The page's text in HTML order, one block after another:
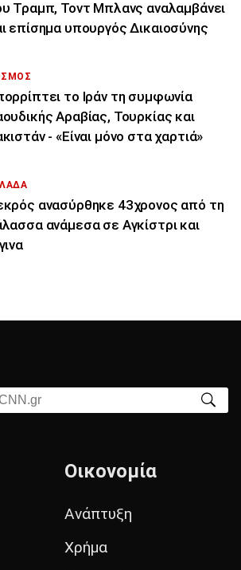
Τραμπ, Τοντ Μπλανς αναλαμβάνει
επίσημα υπουργός Δικαιοσύνης
το Ιράν τη συμφωνία
Αραβίας, Τουρκίας και
- «Είναι μόνο στα χαρτιά»
ανασύρθηκε 43χρονος από τη
ανάμεσα σε Αγκίστρι και
Οικονομία
Ανάπτυξη
Χρήμα